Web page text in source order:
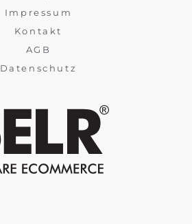
Impressum
Kontakt
AGB
Datenschutz